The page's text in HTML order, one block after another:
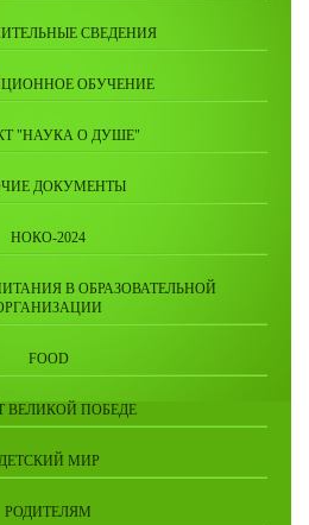
СВЕДЕНИЯ
ОБУЧЕНИЕ
"НАУКА О ДУШЕ"
ДОКУМЕНТЫ
НОКО-2024
В ОБРАЗОВАТЕЛЬНОЙ
FOOD
ВЕЛИКОЙ ПОБЕДЕ
МИР
РОДИТЕЛЯМ